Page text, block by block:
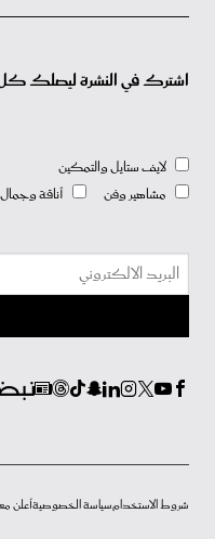
اشترك في النشرة ليصلك
لايف ستايل والتمكين
مشاهير وفن
أناقة وجمال
شروط الاستخدامسياسة الخصوصيةأعلن